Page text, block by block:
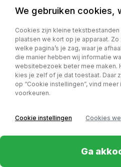
We gebruiken cookies,
Cookies zijn kleine tekstbestanden
plaatsen we kort op je apparaat.
welke pagina’s je zag, waar je
die manier hebben wij informatie
websitebezoek beter mee maken.
kies je zelf of je dat toestaat. Daar
op “Cookie instellingen”, vind
voorkeuren.
Cookie instellingen Cookies
Ga